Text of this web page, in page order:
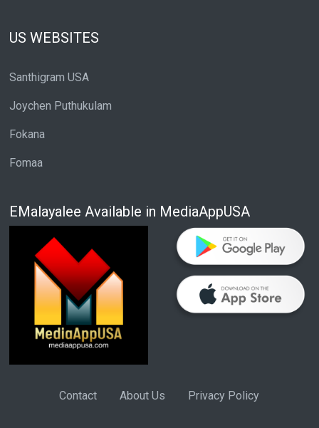
US WEBSITES
Santhigram USA
Joychen Puthukulam
Fokana
Fomaa
EMalayalee Available in MediaAppUSA
Contact About Us Privacy Policy